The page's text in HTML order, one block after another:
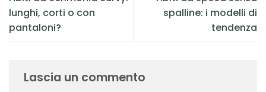
lunghi, corti o con
pantaloni?
spalline: i modelli di
tendenza
Lascia un commento